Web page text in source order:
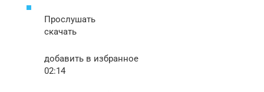
Прослушать
скачать
добавить в избранное
02:14